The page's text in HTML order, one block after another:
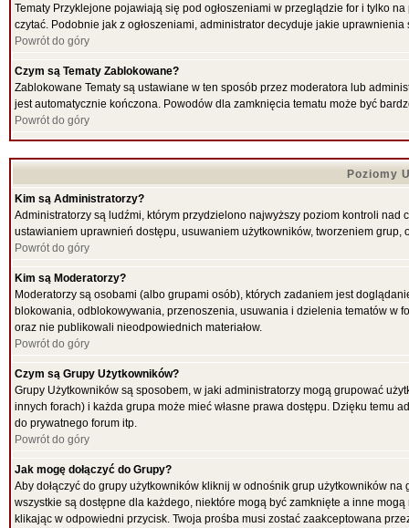
Tematy Przyklejone pojawiają się pod ogłoszeniami w przeglądzie for i tylko
czytać. Podobnie jak z ogłoszeniami, administrator decyduje jakie
Powrót do góry
Czym są Tematy Zablokowane?
Zablokowane Tematy są ustawiane w ten sposób przez moderatora lub
jest automatycznie kończona. Powodów dla zamknięcia tematu może być
Powrót do góry
Poziomy
Kim są Administratorzy?
Administratorzy są ludźmi, którym przydzielono najwyższy poziom kontroli nad
ustawianiem uprawnień dostępu, usuwaniem użytkowników, tworzeniem
Powrót do góry
Kim są Moderatorzy?
Moderatorzy są osobami (albo grupami osób), których zadaniem jest
blokowania, odblokowywania, przenoszenia, usuwania i dzielenia tematów w
oraz nie publikowali nieodpowiednich materiałow.
Powrót do góry
Czym są Grupy Użytkowników?
Grupy Użytkowników są sposobem, w jaki administratorzy mogą grupować
innych forach) i każda grupa może mieć własne prawa dostępu. Dzięku temu
do prywatnego forum itp.
Powrót do góry
Jak mogę dołączyć do Grupy?
Aby dołączyć do grupy użytkowników kliknij w odnośnik grup użytkowników
wszystkie są dostępne dla każdego, niektóre mogą być zamknięte a inne
klikając w odpowiedni przycisk. Twoja prośba musi zostać zaakceptowana